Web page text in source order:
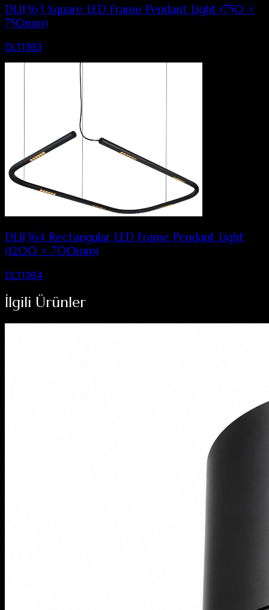
DL11363 Square LED Frame Pendant Light (750 ×
750mm)
DL11363
DL11364 Rectangular LED Frame Pendant Light
(1200 × 700mm)
DL11364
İlgili Ürünler